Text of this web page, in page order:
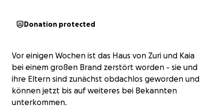
Donation protected
Vor einigen Wochen ist das Haus von Zuri und Kaia
bei einem großen Brand zerstört worden - sie und
ihre Eltern sind zunächst obdachlos geworden und
können jetzt bis auf weiteres bei Bekannten
unterkommen.